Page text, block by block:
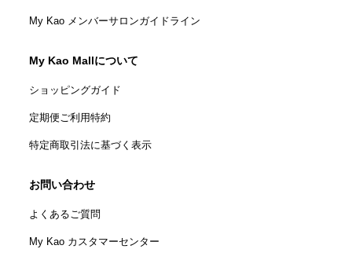
My Kao メンバーサロンガイドライン
My Kao Mallについて
ショッピングガイド
定期便ご利用特約
特定商取引法に基づく表示
お問い合わせ
よくあるご質問
My Kao カスタマーセンター